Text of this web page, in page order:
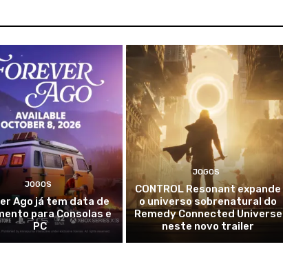
JOGOS
Ago já tem data de
para Consolas e
PC
JOGOS
CONTROL Resonant expande
o universo sobrenatural do
Remedy Connected Universe
neste novo trailer